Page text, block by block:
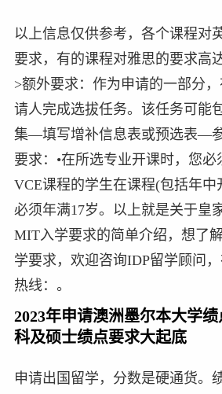
以上信息仅供参考，各个课程对
要求，有的课程对雅思的要求高
>额外要求：作为申请的一部分
请人完成选拔任务。该任务可能
集—填写增补信息表或预选表—
要求：•在所选专业开课时，您必
VCE课程的学生在课程(包括年
必须年满17岁。以上就是关于皇
MIT入学要求的简单介绍，想了
学要求，欢迎咨询IDP留学顾问
热线：。
2023年申请澳洲墨尔本大学
科及硕士绩点要求大起底
申请出国留学，分数是硬通货。